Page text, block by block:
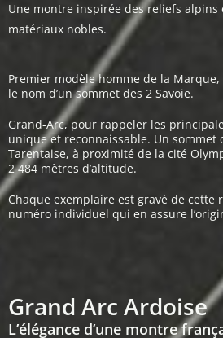
Une montre inspirée des reliefs alpins
matériaux nobles.
Premier modèle homme de la
le nom d’un sommet des 2 Savoie.
Grand-Arc, pour rappeler les
unique et reconnaissable. Un sommet
Tarentaise, à proximité de la cité
2 484 mètres d’altitude.
Chaque exemplaire est gravé de cette
numéro individuel qui en assure
Grand Arc Ardoise
L’élégance d’une montre